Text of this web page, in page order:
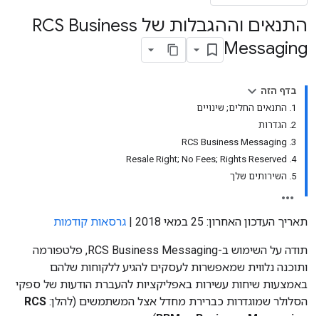
התנאים וההגבלות של RCS Business
Messaging
בדף הזה
1. התנאים החלים; שינויים
2. הגדרות
3. RCS Business Messaging
4. Resale Right; No Fees; Rights Reserved
5. השירותים שלך
תאריך העדכון האחרון: 25 במאי 2018 | גרסאות קודמות
תודה על השימוש ב-RCS Business Messaging, פלטפורמה
ותוכנה נלווית שמאפשרות לעסקים להגיע ללקוחות שלהם
באמצעות שיחות עשירות באפליקציות להעברת הודעות של ספקי
הסלולר שמוגדרות כברירת מחדל אצל המשתמשים (להלן: RCS